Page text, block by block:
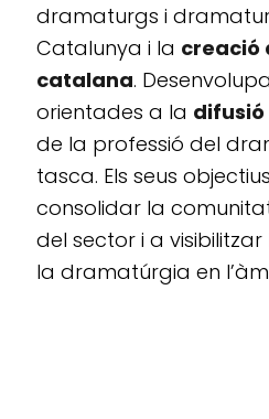
dramaturgs i
Catalunya i la creació
catalana.
orientades a la
de la professió del
tasca. Els seus
consolidar la
del sector i a
la dramatúrgia en